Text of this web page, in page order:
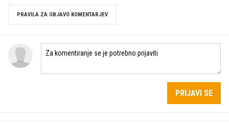
PRAVILA ZA OBJAVO KOMENTARJEV
PRIJAVI SE